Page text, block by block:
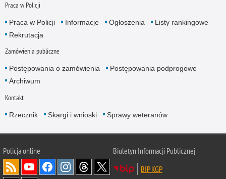
Praca w Policji
Praca w Policji Informacje Ogłoszenia
Listy rankingowe
Rekrutacja
Zamówienia publiczne
Postępowania o zamówienia
Postępowania podprogowe
Archiwum
Kontakt
Rzecznik Skargi i wnioski Sprawy weteranów
Policjaonline
Biuletyn Informacji Publicznej
BIP KGP